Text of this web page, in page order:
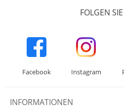
FOLGEN
Facebook Instagram
INFORMATIONEN